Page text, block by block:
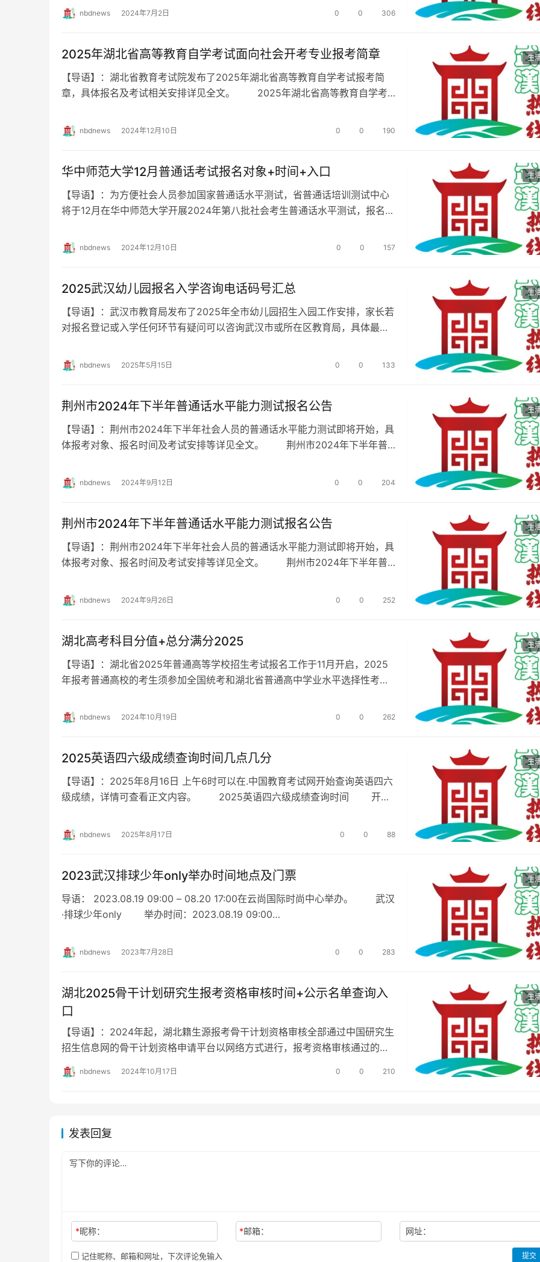
nbdnews 2024年7月2日 0 0 306
生
2025年湖北省高等教育自学考试面向社会开考专业报考简章
【导语】：湖北省教育考试院发布了2025年湖北省高等教育自学考试报考简
章，具体报名及考试相关安排详见全文。 2025年湖北省高等教育自学考
nbdnews 2024年12月10日 0 0 190
生
华中师范大学12月普通话考试报名对象+时间+入口
【导语】：为方便社会人员参加国家普通话水平测试，省普通话培训测试中心
将于12月在华中师范大学开展2024年第八批社会考生普通话水平测试，报名时
nbdnews 2024年12月10日 0 0 157
生
2025武汉幼儿园报名入学咨询电话码号汇总
【导语】：武汉市教育局发布了2025年全市幼儿园招生入园工作安排，家长若
对报名登记或入学任何环节有疑问可以咨询武汉市或所在区教育局，具体最新
nbdnews 2025年5月15日 0 0 133
生
荆州市2024年下半年普通话水平能力测试报名公告
【导语】：荆州市2024年下半年社会人员的普通话水平能力测试即将开始，具
体报考对象、报名时间及考试安排等详见全文。 荆州市2024年下半年普
nbdnews 2024年9月12日 0 0 204
生
荆州市2024年下半年普通话水平能力测试报名公告
【导语】：荆州市2024年下半年社会人员的普通话水平能力测试即将开始，具
体报考对象、报名时间及考试安排等详见全文。 荆州市2024年下半年普
nbdnews 2024年9月26日 0 0 252
生
湖北高考科目分值+总分满分2025
【导语】：湖北省2025年普通高等学校招生考试报名工作于11月开启，2025
年报考普通高校的考生须参加全国统考和湖北省普通高中学业水平选择性考
nbdnews 2024年10月19日 0 0 262
生
2025英语四六级成绩查询时间几点几分
【导语】：2025年8月16日 上午6时可以在.中国教育考试网开始查询英语四六
级成绩，详情可查看正文内容。 2025英语四六级成绩查询时间 开通
nbdnews 2025年8月17日 0 0 88
生
2023武汉排球少年only举办时间地点及门票
导语： 2023.08.19 09:00 – 08.20 17:00在云尚国际时尚中心举办。 武汉
·排球少年only 举办时间：2023.08.19 09:00…
nbdnews 2023年7月28日 0 0 283
生
湖北2025骨干计划研究生报考资格审核时间+公示名单查询入
口
【导语】：2024年起，湖北籍生源报考骨干计划资格审核全部通过中国研究生
招生信息网的骨干计划资格申请平台以网络方式进行，报考资格审核通过的人
员名单将进行公示，具体审核时间及公示名单…
nbdnews 2024年10月17日 0 0 210
发表回复
*昵称： *邮箱： 网址：
记住昵称、邮箱和网址，下次评论免输入 提交